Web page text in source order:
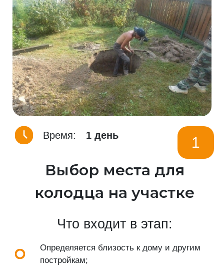
Время: 1 день 1
Выбор места для
колодца на участке
Что входит в этап:
Определяется близость к дому и другим
постройкам;